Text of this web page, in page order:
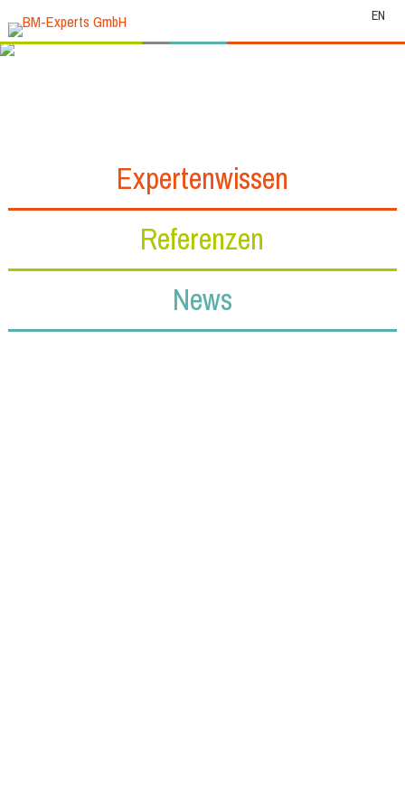
EN
Expertenwissen
Referenzen
News